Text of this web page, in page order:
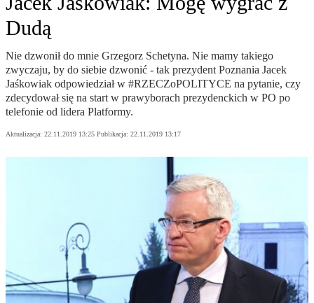
Dudą
Nie dzwonił do mnie Grzegorz Schetyna. Nie mamy takiego
zwyczaju, by do siebie dzwonić - tak prezydent Poznania Jacek
Jaśkowiak odpowiedział w #RZECZoPOLITYCE na pytanie, czy
zdecydował się na start w prawyborach prezydenckich w PO po
telefonie od lidera Platformy.
Aktualizacja: 22.11.2019 13:25 Publikacja: 22.11.2019 13:17